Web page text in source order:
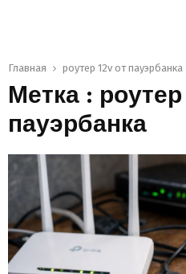
Главная роутер 12v от пауэрбанка
Метка : роутер
пауэрбанка